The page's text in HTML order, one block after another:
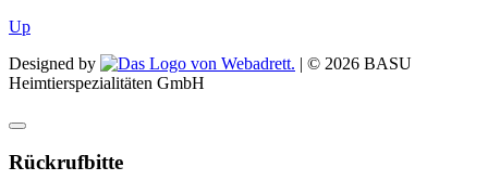
Up
Designed by
| © 2026 BASU
Heimtierspezialitäten GmbH
Rückrufbitte